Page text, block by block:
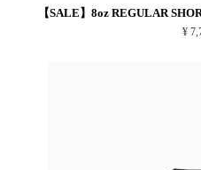
【SALE】8oz REGULAR
¥